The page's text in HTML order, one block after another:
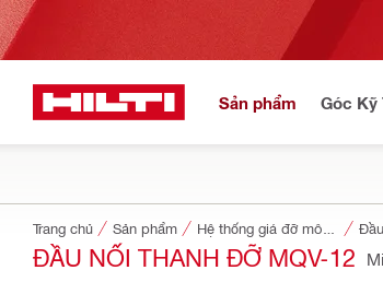
Sản phẩm Góc Kỹ
Trang chủ Sản phẩm
ĐẦU NỐI THANH ĐỠ MQV-12